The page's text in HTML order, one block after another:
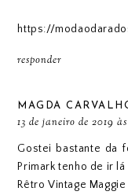
https://
responder
MAGDA
13 de janeiro de 2019
Gostei bastante da
Primark tenho de ir
Rêtro Vintage Maggie